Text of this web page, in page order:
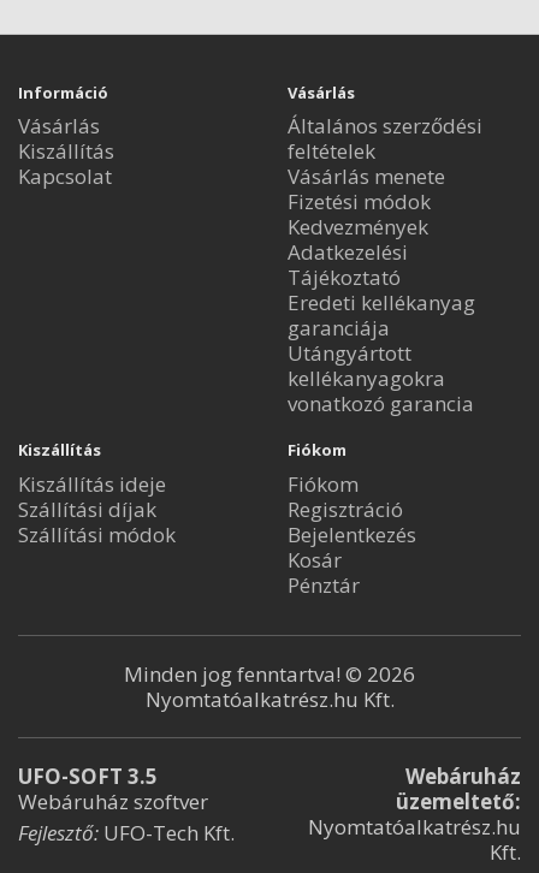
Információ
Vásárlás
Kiszállítás
Kapcsolat
Vásárlás
Általános szerződési
feltételek
Vásárlás menete
Fizetési módok
Kedvezmények
Adatkezelési
Tájékoztató
Eredeti kellékanyag
garanciája
Utángyártott
kellékanyagokra
vonatkozó garancia
Kiszállítás
Kiszállítás ideje
Szállítási díjak
Szállítási módok
Fiókom
Fiókom
Regisztráció
Bejelentkezés
Kosár
Pénztár
Minden jog fenntartva! © 2026
Nyomtatóalkatrész.hu Kft.
UFO-SOFT 3.5
Webáruház szoftver
Fejlesztő: UFO-Tech Kft.
Webáruház
üzemeltető:
Nyomtatóalkatrész.hu
Kft.